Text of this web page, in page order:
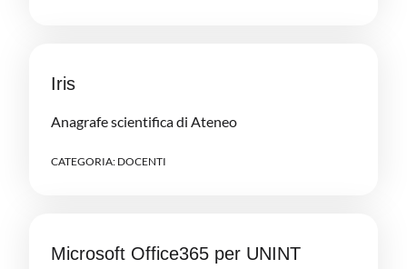
Iris
Anagrafe scientifica di Ateneo
CATEGORIA: DOCENTI
Microsoft Office365 per UNINT